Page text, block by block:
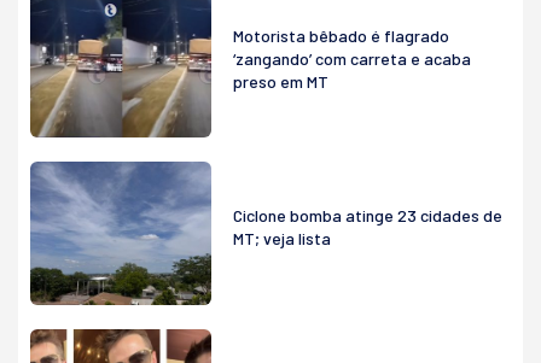
Motorista bêbado é flagrado
‘zangando’ com carreta e acaba
preso em MT
Ciclone bomba atinge 23 cidades de
MT; veja lista